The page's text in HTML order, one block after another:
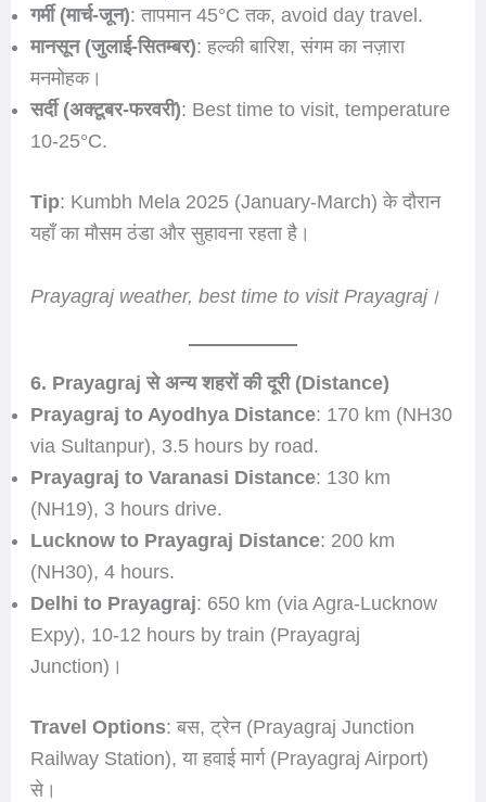
गर्मी (मार्च-जून): तापमान 45°C तक, avoid day travel.
मानसून (जुलाई-सितम्बर): हल्की बारिश, संगम का नज़ारा
मनमोहक।
सर्दी (अक्टूबर-फरवरी): Best time to visit, temperature
10-25°C.
Tip: Kumbh Mela 2025 (January-March) के दौरान
यहाँ का मौसम ठंडा और सुहावना रहता है।
Prayagraj weather, best time to visit Prayagraj।
6. Prayagraj से अन्य शहरों की दूरी (Distance)
Prayagraj to Ayodhya Distance: 170 km (NH30
via Sultanpur), 3.5 hours by road.
Prayagraj to Varanasi Distance: 130 km
(NH19), 3 hours drive.
Lucknow to Prayagraj Distance: 200 km
(NH30), 4 hours.
Delhi to Prayagraj: 650 km (via Agra-Lucknow
Expy), 10-12 hours by train (Prayagraj
Junction)।
Travel Options: बस, ट्रेन (Prayagraj Junction
Railway Station), या हवाई मार्ग (Prayagraj Airport)
से।